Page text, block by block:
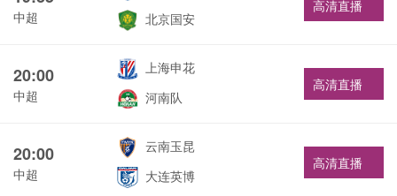
中超
北京国安
高清直播
20:00
中超
上海申花
河南队
高清直播
20:00
中超
云南玉昆
大连英博
高清直播